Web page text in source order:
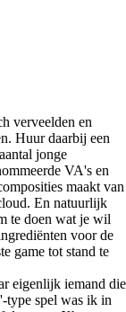
verveelden en
Huur daarbij een
jonge
VA's en
maakt van
En natuurlijk
te doen wat je wil
voor de
game tot stand te
eigenlijk iemand die
type spel was ik in